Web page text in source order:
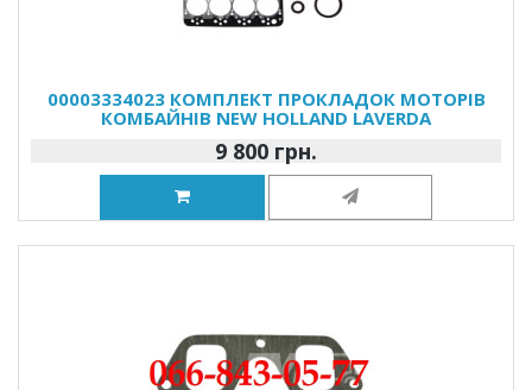
00003334023 КОМПЛЕКТ ПРОКЛАДОК МОТОРІВ
КОМБАЙНІВ NEW HOLLAND LAVERDA
9 800 грн.